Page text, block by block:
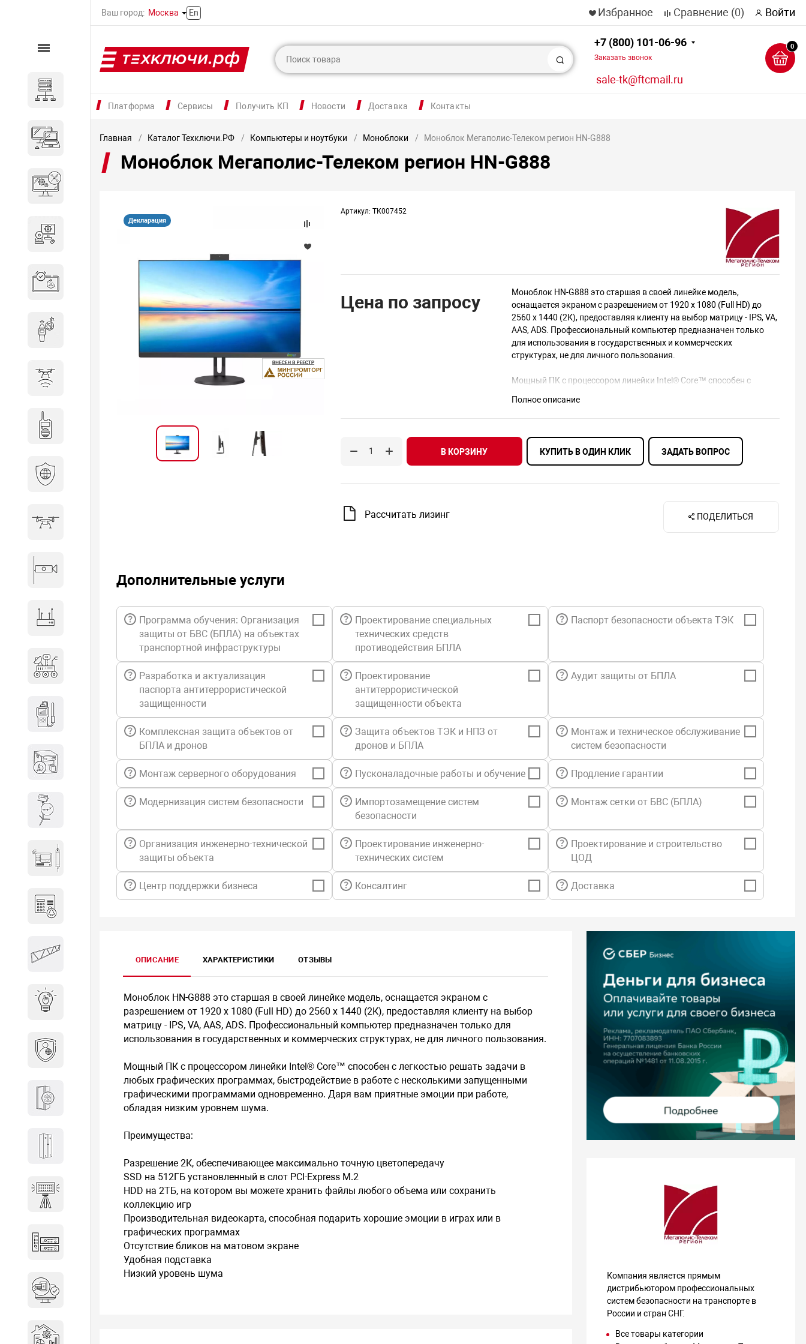
Ваш город: Москва En Избранное Сравнение (0) Войти
Поиск
+7 (800) 101-06-96
Заказать звонок
sale-tk@ftcmail.ru
0
Платформа Сервисы Получить КП Новости Доставка Контакты
Каталог
Компьютеры и ноутбуки
Комплектующие для
Система бронирования
Досмотровое оборудование
Сетевое оборудование
Антитеррористическое
оборудование
Дозиметрическое
оборудование
Атомно-эмиссионные
спектрометры
Весы и весовое оборудование
Гидроакустическое
металлоконструкции
Интерактивные решения
Информационная
Осветительные установки
Промышленное оборудование
Главная Каталог Техключи.РФ Компьютеры и ноутбуки Моноблоки Моноблок Мегаполис-Телеком регион HN-G888
Моноблок Мегаполис-Телеком регион HN-G888
Декларация
Артикул: ТК007452
Цена по запросу
Моноблок HN-G888 это старшая в своей линейке модель,
оснащается экраном с разрешением от 1920 х 1080 (Full HD) до
2560 х 1440 (2К), предоставляя клиенту на выбор матрицу - IPS, VA,
AAS, ADS. Профессиональный компьютер предназначен только
для использования в государственных и коммерческих
структурах, не для личного пользования.
Мощный ПК с процессором линейки Intel® Core™ способен с
быстродействие в работе с несколькими запущенными
графическими программами одновременно. Даря вам приятные
Преимущества:
Разрешение 2К, обеспечивающее максимально точную
SSD на 512ГБ установленный в слот PCI-Express М.2
HDD на 2ТБ, на котором вы можете хранить файлы любого объема
Полное описание
В КОРЗИНУ КУПИТЬ В ОДИН КЛИК ЗАДАТЬ ВОПРОС
Рассчитать лизинг ПОДЕЛИТЬСЯ
Дополнительные услуги
Программа обучения: Организация
защиты от БВС (БПЛА) на объектах
транспортной инфраструктуры
Проектирование специальных
технических средств
противодействия БПЛА
Паспорт безопасности объекта ТЭК
Разработка и актуализация
паспорта антитеррористической
защищенности
Проектирование
антитеррористической
защищенности объекта
Аудит защиты от БПЛА
Комплексная защита объектов от
БПЛА и дронов
Защита объектов ТЭК и НПЗ от
дронов и БПЛА
Монтаж и техническое обслуживание
систем безопасности
Монтаж серверного оборудования Пусконаладочные работы и обучение Продление гарантии
Модернизация систем безопасности
Импортозамещение систем
безопасности
Монтаж сетки от БВС (БПЛА)
Организация инженерно-технической
защиты объекта
Проектирование инженерно-
технических систем
Проектирование и строительство
ЦОД
Центр поддержки бизнеса Консалтинг Доставка
ОПИСАНИЕ ХАРАКТЕРИСТИКИ ОТЗЫВЫ
Моноблок HN-G888 это старшая в своей линейке модель, оснащается экраном с
разрешением от 1920 х 1080 (Full HD) до 2560 х 1440 (2К), предоставляя клиенту на выбор
матрицу - IPS, VA, AAS, ADS. Профессиональный компьютер предназначен только для
использования в государственных и коммерческих структурах, не для личного пользования.
Мощный ПК с процессором линейки Intel® Core™ способен с легкостью решать задачи в
любых графических программах, быстродействие в работе с несколькими запущенными
графическими программами одновременно. Даря вам приятные эмоции при работе,
обладая низким уровнем шума.
Преимущества:
Разрешение 2К, обеспечивающее максимально точную цветопередачу
SSD на 512ГБ установленный в слот PCI-Express М.2
HDD на 2ТБ, на котором вы можете хранить файлы любого объема или сохранить
коллекцию игр
Производительная видеокарта, способная подарить хорошие эмоции в играх или в
графических программах
Отсутствие бликов на матовом экране
Удобная подставка
Низкий уровень шума
Компания является прямым
дистрибьютором профессиональных
систем безопасности на транспорте в
России и стран СНГ.
Все товары категории